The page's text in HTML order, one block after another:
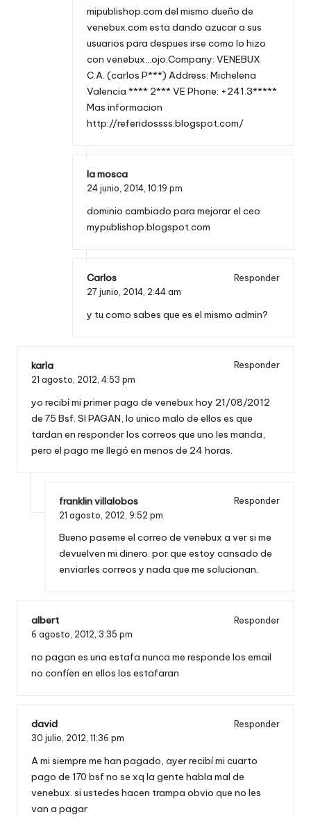
mipublishop.com del mismo dueño de
venebux.com esta dando azucar a sus
usuarios para despues irse como lo hizo
con venebux…ojo.Company: VENEBUX
C.A. (carlos P***) Address: Michelena
Valencia **** 2*** VE Phone: +241.3*****
Mas informacion
http://referidossss.blogspot.com/
la mosca
24 junio, 2014, 10:19 pm
dominio cambiado para mejorar el ceo
mypublishop.blogspot.com
Carlos
Responder
27 junio, 2014, 2:44 am
y tu como sabes que es el mismo admin?
karla
Responder
21 agosto, 2012, 4:53 pm
yo recibí mi primer pago de venebux hoy 21/08/2012
de 75 Bsf. SI PAGAN, lo unico malo de ellos es que
tardan en responder los correos que uno les manda,
pero el pago me llegó en menos de 24 horas.
franklin villalobos
Responder
21 agosto, 2012, 9:52 pm
Bueno paseme el correo de venebux a ver si me
devuelven mi dinero. por que estoy cansado de
enviarles correos y nada que me solucionan.
albert
Responder
6 agosto, 2012, 3:35 pm
no pagan es una estafa nunca me responde los email
no confíen en ellos los estafaran
david
Responder
30 julio, 2012, 11:36 pm
A mi siempre me han pagado, ayer recibí mi cuarto
pago de 170 bsf no se xq la gente habla mal de
venebux. si ustedes hacen trampa obvio que no les
van a pagar